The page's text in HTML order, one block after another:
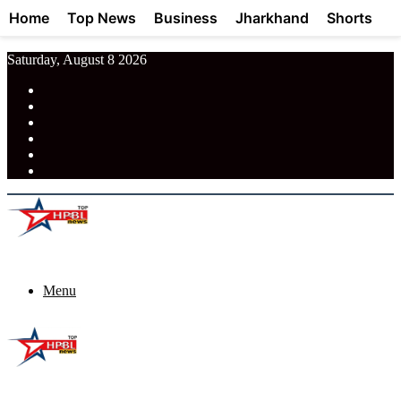
Saturday, August 8 2026
Menu
Home Top News Business Jharkhand Shorts